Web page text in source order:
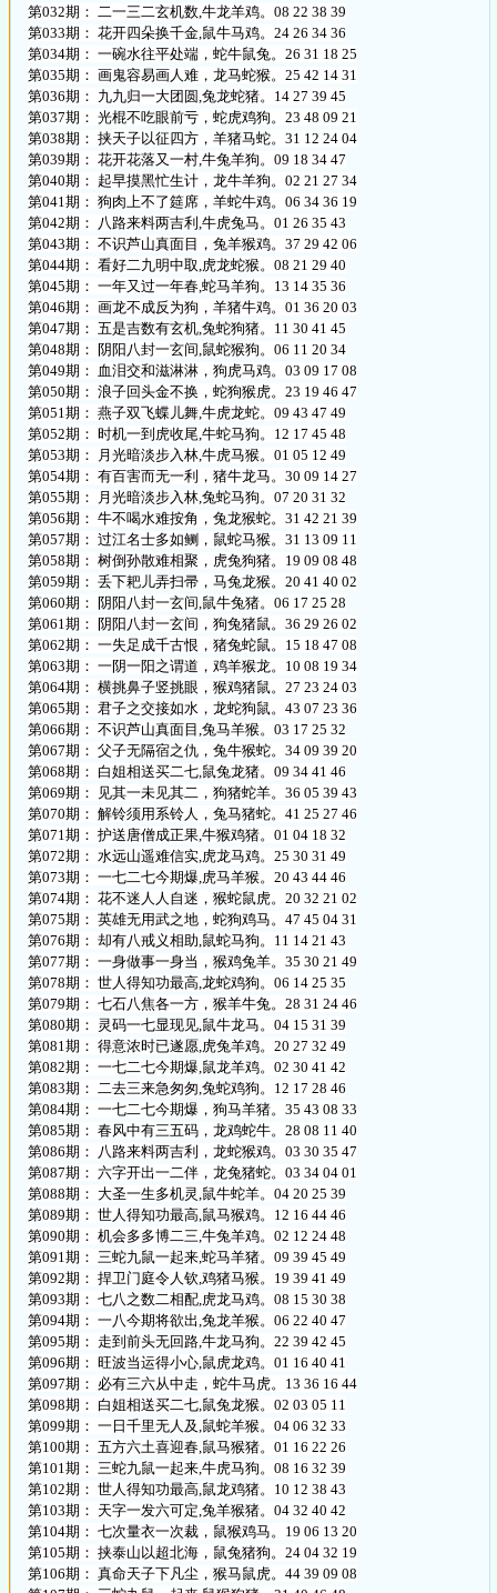
第032期： 二一三二玄机数,牛龙羊鸡。08 22 38 39
第033期： 花开四朵换千金,鼠牛马鸡。24 26 34 36
第034期： 一碗水往平处端，蛇牛鼠兔。26 31 18 25
第035期： 画鬼容易画人难，龙马蛇猴。25 42 14 31
第036期： 九九归一大团圆,兔龙蛇猪。14 27 39 45
第037期： 光棍不吃眼前亏，蛇虎鸡狗。23 48 09 21
第038期： 挟天子以征四方，羊猪马蛇。31 12 24 04
第039期： 花开花落又一村,牛兔羊狗。09 18 34 47
第040期： 起早摸黑忙生计，龙牛羊狗。02 21 27 34
第041期： 狗肉上不了筵席，羊蛇牛鸡。06 34 36 19
第042期： 八路来料两吉利,牛虎兔马。01 26 35 43
第043期： 不识芦山真面目，兔羊猴鸡。37 29 42 06
第044期： 看好二九明中取,虎龙蛇猴。08 21 29 40
第045期： 一年又过一年春,蛇马羊狗。13 14 35 36
第046期： 画龙不成反为狗，羊猪牛鸡。01 36 20 03
第047期： 五是吉数有玄机,兔蛇狗猪。11 30 41 45
第048期： 阴阳八封一玄间,鼠蛇猴狗。06 11 20 34
第049期： 血泪交和滋淋淋，狗虎马鸡。03 09 17 08
第050期： 浪子回头金不换，蛇狗猴虎。23 19 46 47
第051期： 燕子双飞蝶儿舞,牛虎龙蛇。09 43 47 49
第052期： 时机一到虎收尾,牛蛇马狗。12 17 45 48
第053期： 月光暗淡步入林,牛虎马猴。01 05 12 49
第054期： 有百害而无一利，猪牛龙马。30 09 14 27
第055期： 月光暗淡步入林,兔蛇马狗。07 20 31 32
第056期： 牛不喝水难按角，兔龙猴蛇。31 42 21 39
第057期： 过江名士多如鲗，鼠蛇马猴。31 13 09 11
第058期： 树倒孙散难相聚，虎兔狗猪。19 09 08 48
第059期： 丢下耙儿弄扫帚，马兔龙猴。20 41 40 02
第060期： 阴阳八封一玄间,鼠牛兔猪。06 17 25 28
第061期： 阴阳八封一玄间，狗兔猪鼠。36 29 26 02
第062期： 一失足成千古恨，猪兔蛇鼠。15 18 47 08
第063期： 一阴一阳之谓道，鸡羊猴龙。10 08 19 34
第064期： 横挑鼻子竖挑眼，猴鸡猪鼠。27 23 24 03
第065期： 君子之交接如水，龙蛇狗鼠。43 07 23 36
第066期： 不识芦山真面目,兔马羊猴。03 17 25 32
第067期： 父子无隔宿之仇，兔牛猴蛇。34 09 39 20
第068期： 白姐相送买二七,鼠兔龙猪。09 34 41 46
第069期： 见其一未见其二，狗猪蛇羊。36 05 39 43
第070期： 解铃须用系铃人，兔马猪蛇。41 25 27 46
第071期： 护送唐僧成正果,牛猴鸡猪。01 04 18 32
第072期： 水远山遥难信实,虎龙马鸡。25 30 31 49
第073期： 一七二七今期爆,虎马羊猴。20 43 44 46
第074期： 花不迷人人自迷，猴蛇鼠虎。20 32 21 02
第075期： 英雄无用武之地，蛇狗鸡马。47 45 04 31
第076期： 却有八戒义相助,鼠蛇马狗。11 14 21 43
第077期： 一身做事一身当，猴鸡兔羊。35 30 21 49
第078期： 世人得知功最高,龙蛇鸡狗。06 14 25 35
第079期： 七石八焦各一方，猴羊牛兔。28 31 24 46
第080期： 灵码一七显现见,鼠牛龙马。04 15 31 39
第081期： 得意浓时已遂愿,虎兔羊鸡。20 27 32 49
第082期： 一七二七今期爆,鼠龙羊鸡。02 30 41 42
第083期： 二去三来急匆匆,兔蛇鸡狗。12 17 28 46
第084期： 一七二七今期爆，狗马羊猪。35 43 08 33
第085期： 春风中有三五码，龙鸡蛇牛。28 08 11 40
第086期： 八路来料两吉利，龙蛇猴鸡。03 30 35 47
第087期： 六字开出一二伴，龙兔猪蛇。03 34 04 01
第088期： 大圣一生多机灵,鼠牛蛇羊。04 20 25 39
第089期： 世人得知功最高,鼠马猴鸡。12 16 44 46
第090期： 机会多多博二三,牛兔羊鸡。02 12 24 48
第091期： 三蛇九鼠一起来,蛇马羊猪。09 39 45 49
第092期： 捍卫门庭令人钦,鸡猪马猴。19 39 41 49
第093期： 七八之数二相配,虎龙马鸡。08 15 30 38
第094期： 一八今期将欲出,兔龙羊猴。06 22 40 47
第095期： 走到前头无回路,牛龙马狗。22 39 42 45
第096期： 旺波当运得小心,鼠虎龙鸡。01 16 40 41
第097期： 必有三六从中走，蛇牛马虎。13 36 16 44
第098期： 白姐相送买二七,鼠兔龙猴。02 03 05 11
第099期： 一日千里无人及,鼠蛇羊猴。04 06 32 33
第100期： 五方六土喜迎春,鼠马猴猪。01 16 22 26
第101期： 三蛇九鼠一起来,牛虎马狗。08 16 32 39
第102期： 世人得知功最高,鼠龙鸡猪。10 12 38 43
第103期： 天字一发六可定,兔羊猴猪。04 32 40 42
第104期： 七次量衣一次裁，鼠猴鸡马。19 06 13 20
第105期： 挟泰山以超北海，鼠兔猪狗。24 04 32 19
第106期： 真命天子下凡尘，猴马鼠虎。44 39 09 08